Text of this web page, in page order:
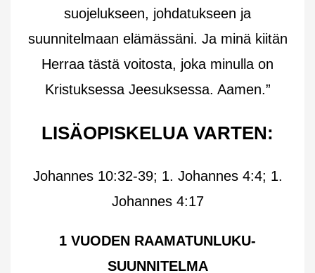
suojelukseen, johdatukseen ja
suunnitelmaan elämässäni. Ja minä kiitän
Herraa tästä voitosta, joka minulla on
Kristuksessa Jeesuksessa. Aamen.”
LISÄOPISKELUA VARTEN:
Johannes 10:32-39; 1. Johannes 4:4; 1.
Johannes 4:17
1 VUODEN RAAMATUNLUKU-
SUUNNITELMA